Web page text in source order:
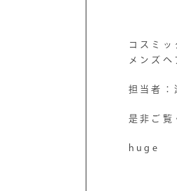
コスミッ
メンズ
担当者：
是非ご覧
huge